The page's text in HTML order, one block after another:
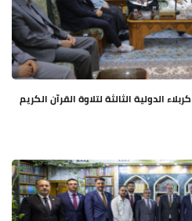
الدولية الثالثة لتلاوة القرآن الكريم